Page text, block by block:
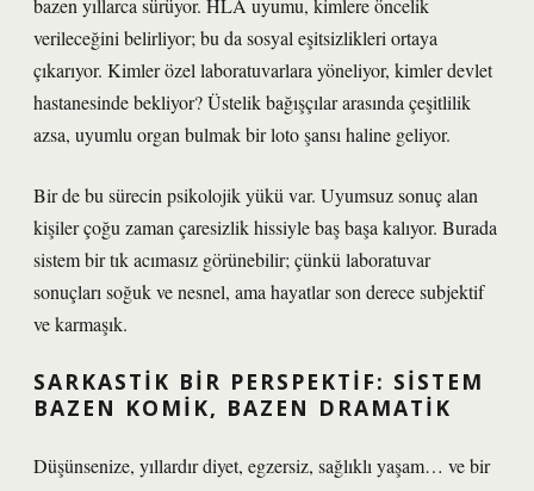
bazen yıllarca sürüyor. HLA uyumu, kimlere öncelik
verileceğini belirliyor; bu da sosyal eşitsizlikleri ortaya
çıkarıyor. Kimler özel laboratuvarlara yöneliyor, kimler devlet
hastanesinde bekliyor? Üstelik bağışçılar arasında çeşitlilik
azsa, uyumlu organ bulmak bir loto şansı haline geliyor.
Bir de bu sürecin psikolojik yükü var. Uyumsuz sonuç alan
kişiler çoğu zaman çaresizlik hissiyle baş başa kalıyor. Burada
sistem bir tık acımasız görünebilir; çünkü laboratuvar
sonuçları soğuk ve nesnel, ama hayatlar son derece subjektif
ve karmaşık.
SARKASTIK BIR PERSPEKTIF: SISTEM
BAZEN KOMIK, BAZEN DRAMATIK
Düşünsenize, yıllardır diyet, egzersiz, sağlıklı yaşam… ve bir